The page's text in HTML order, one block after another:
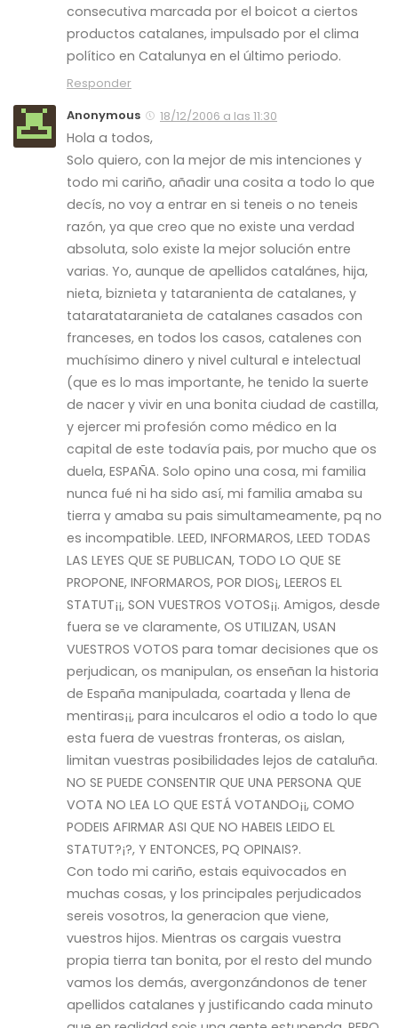
consecutiva marcada por el boicot a ciertos
productos catalanes, impulsado por el clima
político en Catalunya en el último periodo.
Responder
Anonymous
18/12/2006 a las 11:30
Hola a todos,
Solo quiero, con la mejor de mis intenciones y
todo mi cariño, añadir una cosita a todo lo que
decís, no voy a entrar en si teneis o no teneis
razón, ya que creo que no existe una verdad
absoluta, solo existe la mejor solución entre
varias. Yo, aunque de apellidos catalánes, hija,
nieta, biznieta y tataranienta de catalanes, y
tataratataranieta de catalanes casados con
franceses, en todos los casos, catalenes con
muchísimo dinero y nivel cultural e intelectual
(que es lo mas importante, he tenido la suerte
de nacer y vivir en una bonita ciudad de castilla,
y ejercer mi profesión como médico en la
capital de este todavía pais, por mucho que os
duela, ESPAÑA. Solo opino una cosa, mi familia
nunca fué ni ha sido así, mi familia amaba su
tierra y amaba su pais simultameamente, pq no
es incompatible. LEED, INFORMAROS, LEED TODAS
LAS LEYES QUE SE PUBLICAN, TODO LO QUE SE
PROPONE, INFORMAROS, POR DIOS¡, LEEROS EL
STATUT¡¡, SON VUESTROS VOTOS¡¡. Amigos, desde
fuera se ve claramente, OS UTILIZAN, USAN
VUESTROS VOTOS para tomar decisiones que os
perjudican, os manipulan, os enseñan la historia
de España manipulada, coartada y llena de
mentiras¡¡, para inculcaros el odio a todo lo que
esta fuera de vuestras fronteras, os aislan,
limitan vuestras posibilidades lejos de cataluña.
NO SE PUEDE CONSENTIR QUE UNA PERSONA QUE
VOTA NO LEA LO QUE ESTÁ VOTANDO¡¡, COMO
PODEIS AFIRMAR ASI QUE NO HABEIS LEIDO EL
STATUT?¡?, Y ENTONCES, PQ OPINAIS?.
Con todo mi cariño, estais equivocados en
muchas cosas, y los principales perjudicados
sereis vosotros, la generacion que viene,
vuestros hijos. Mientras os cargais vuestra
propia tierra tan bonita, por el resto del mundo
vamos los demás, avergonzándonos de tener
apellidos catalanes y justificando cada minuto